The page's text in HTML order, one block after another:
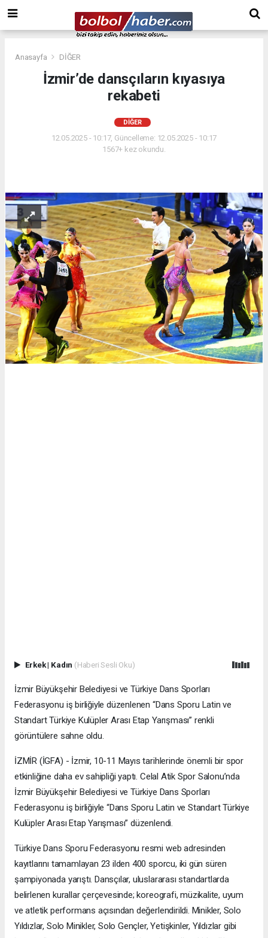
Anasayfa DİĞER
İzmir’de dansçıların kıyasıya
rekabeti
DİĞER
12.05.2025 - 10:17, Güncelleme: 12.05.2025 - 10:17
1567+ kez okundu.
Erkek| Kadın (Haberi Sesli Oku)
İzmir Büyükşehir Belediyesi ve Türkiye Dans Sporları
Federasyonu iş birliğiyle düzenlenen “Dans Sporu Latin ve
Standart Türkiye Kulüpler Arası Etap Yarışması” renkli
görüntülere sahne oldu.
İZMİR (İGFA) - İzmir, 10-11 Mayıs tarihlerinde önemli bir spor
etkinliğine daha ev sahipliği yaptı. Celal Atik Spor Salonu’nda
İzmir Büyükşehir Belediyesi ve Türkiye Dans Sporları
Federasyonu iş birliğiyle “Dans Sporu Latin ve Standart Türkiye
Kulüpler Arası Etap Yarışması” düzenlendi.
Türkiye Dans Sporu Federasyonu resmi web adresinden
kayıtlarını tamamlayan 23 ilden 400 sporcu, iki gün süren
şampiyonada yarıştı. Dansçılar, uluslararası standartlarda
belirlenen kurallar çerçevesinde; koreografi, müzikalite, uyum
ve atletik performans açısından değerlendirildi. Minikler, Solo
Yıldızlar, Solo Minikler, Solo Gençler, Yetişkinler, Yıldızlar gibi